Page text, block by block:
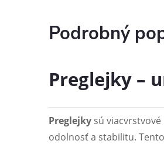
Podrobný
Preglejky –
Preglejky sú
odolnosť a stabilitu.